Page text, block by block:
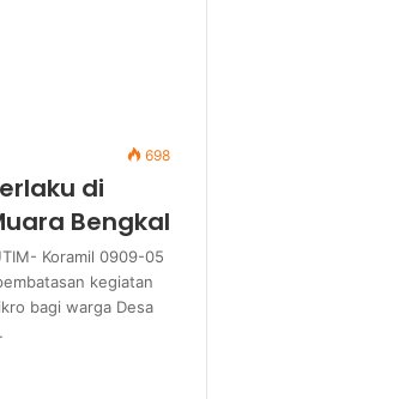
698
di
Bengkal
Koramil 0909-05
kegiatan
bagi warga Desa